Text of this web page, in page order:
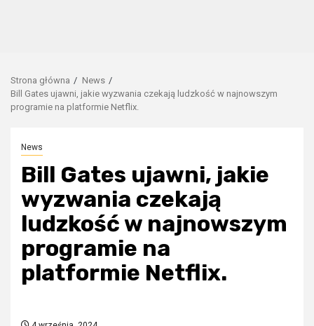
Strona główna
News
Bill Gates ujawni, jakie wyzwania czekają ludzkość w najnowszym
programie na platformie Netflix.
News
Bill Gates ujawni, jakie
wyzwania czekają
ludzkość w najnowszym
programie na
platformie Netflix.